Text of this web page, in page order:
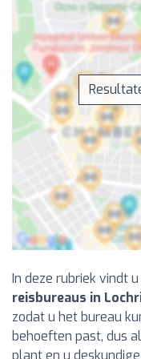
In deze rubriek vindt
reisbureaus in
zodat u het bureau
behoeften past, dus
plant en u